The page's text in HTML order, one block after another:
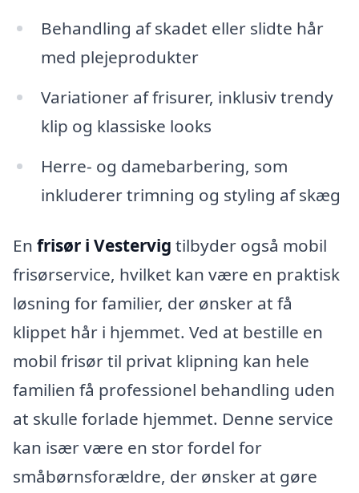
Behandling af skadet eller slidte hår
med plejeprodukter
Variationer af frisurer, inklusiv trendy
klip og klassiske looks
Herre- og damebarbering, som
inkluderer trimning og styling af skæg
En frisør i Vestervig tilbyder også mobil
frisørservice, hvilket kan være en praktisk
løsning for familier, der ønsker at få
klippet hår i hjemmet. Ved at bestille en
mobil frisør til privat klipning kan hele
familien få professionel behandling uden
at skulle forlade hjemmet. Denne service
kan især være en stor fordel for
småbørnsforældre, der ønsker at gøre